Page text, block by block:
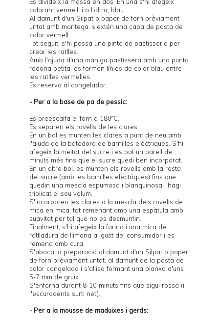
colorant vermell, i a l'altra, blau.
Al damunt d'un Silpat o paper de forn prèviament
untat amb mantega, s'extén una capa de pasta de
color vermell.
Tot seguit, s'hi passa una pinta de pastisseria per
crear les ratlles.
Amb l'ajuda d'una màniga pastissera amb una punta
rodona petita, es formen línies de color blau entre
les ratlles vermelles.
Es reserva al congelador.
- Per a la base de pa de pessic:
Es preescalfa el forn a 180ºC.
Es separen els rovells de les clares.
En un bol es munten les clares a punt de neu amb
l'ajuda de la batedora de barnilles elèctriques. S'hi
afegeix la meitat del sucre i es bat un parell de
minuts més fins que el sucre quedi ben incorporat.
En un altre bol, es munten els rovells amb la resta
del sucre (amb les barnilles elèctriques) fins que
quedin una mescla espumosa i blanquinosa i hagi
triplicat el seu volum.
S'incorporen les clares a la mescla dels rovells de
mica en mica, tot remenant amb una espàtula amb
suavitat per tal que no es desmuntin.
Finalment, s'hi afegeix la farina i una mica de
ratlladura de llimona al gust del consumidor i es
remena amb cura.
S'aboca la preparació al damunt d'un Silpat o paper
de forn prèviament untat, al damunt de la pasta de
color congelada i s'allisa formant una planxa d'uns
5-7 mm de gruix.
S'enforna durant 8-10 minuts fins que sigui rossa (i
l'escuradents surti net).
- Per a la mousse de maduixes i gerds: